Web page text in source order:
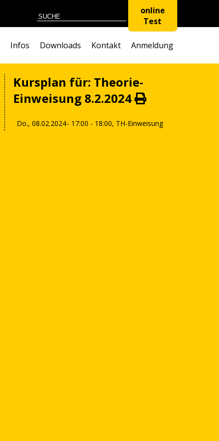
online
Test
Infos Downloads Kontakt Anmeldung
Kursplan für: Theorie-
Einweisung 8.2.2024
Do., 08.02.2024- 17:00 - 18:00, TH-Einweisung